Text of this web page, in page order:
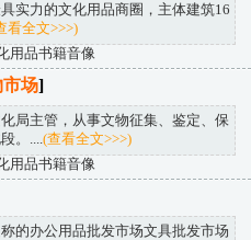
实力的文化用品商圈，主体建筑16
看全文>>>)
用品书籍音像
场]
局主管，从事文物征集、鉴定、保
。.... (查看全文>>>)
用品书籍音像
的办公用品批发市场文具批发市场